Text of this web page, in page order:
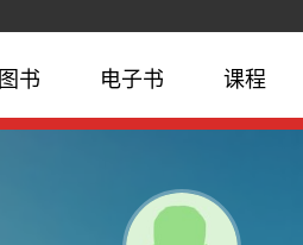
图书 电子书 课程